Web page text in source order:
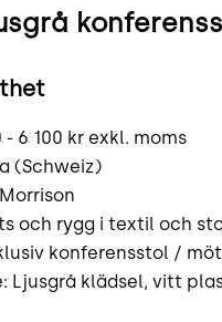
6 100 kr exkl. moms
(Schweiz)
och rygg i textil och
konferensstol /
Ljusgrå klädsel, vitt